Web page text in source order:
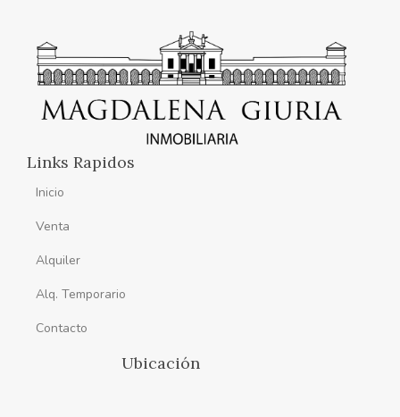
Links Rapidos
Inicio
Venta
Alquiler
Alq. Temporario
Contacto
Ubicación